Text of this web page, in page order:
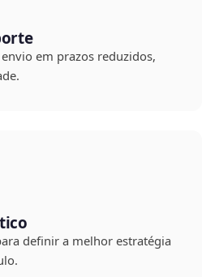
em prazos reduzidos,
definir a melhor estratégia